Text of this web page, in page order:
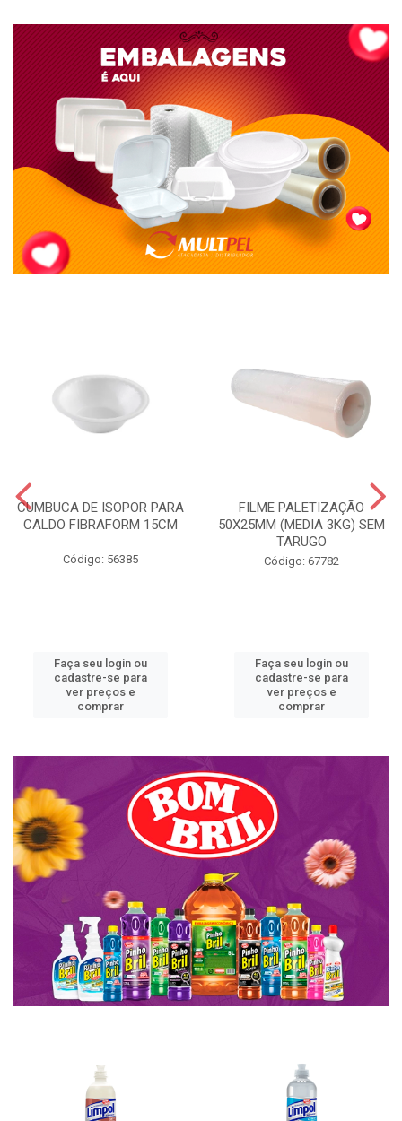
CUMBUCA DE ISOPOR PARA
CALDO FIBRAFORM 15CM
Código: 56385
Faça seu login ou
cadastre-se para
ver preços e
comprar
FILME PALETIZAÇÃO
50X25MM (MEDIA 3KG) SEM
TARUGO
Código: 67782
Faça seu login ou
cadastre-se para
ver preços e
comprar